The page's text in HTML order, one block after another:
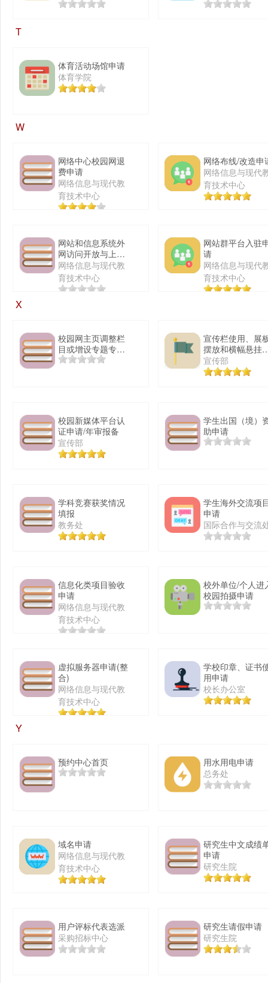
T
体育活动场馆申请
体育学院
W
网络中心校园网退
费申请
网络信息与现代教
育技术中心
网络布线/改造申
网络信息与现代
育技术中心
网站和信息系统外
网访问开放与上线
检测申请
网络信息与现代教
育技术中心
网站群平台入驻
请
网络信息与现代
育技术中心
X
校园网主页调整栏
目或增设专题专栏
申请表
宣传栏使用、展
摆放和横幅悬挂
请审批
宣传部
校园新媒体平台认
证申请/年审报备
宣传部
学生出国（境）
助申请
学科竞赛获奖情况
填报
教务处
学生海外交流项
申请
国际合作与交流
信息化类项目验收
申请
网络信息与现代教
育技术中心
校外单位/个人进
校园拍摄申请
虚拟服务器申请(整
合)
网络信息与现代教
育技术中心
学校印章、证书
用申请
校长办公室
Y
预约中心首页
用水用电申请
总务处
域名申请
网络信息与现代教
育技术中心
研究生中文成绩
申请
研究生院
用户评标代表选派
采购招标中心
研究生请假申请
研究生院